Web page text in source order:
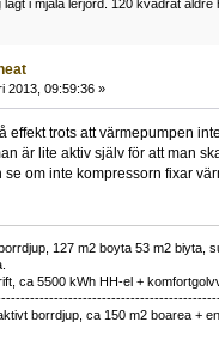
i mjäla lerjord. 120 kvadrat
2013, 09:59:36 »
effekt trots att värmepumpen
är lite aktiv själv för att man
om inte kompressorn fixar
127 m2 boyta 53 m2 biyta,
ca 5500 kWh HH-el +
borrdjup, ca 150 m2 boarea +